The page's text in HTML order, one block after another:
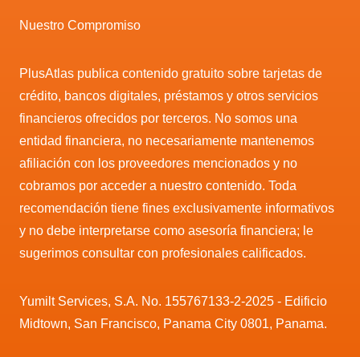
Nuestro Compromiso
PlusAtlas publica contenido gratuito sobre tarjetas de
crédito, bancos digitales, préstamos y otros servicios
financieros ofrecidos por terceros. No somos una
entidad financiera, no necesariamente mantenemos
afiliación con los proveedores mencionados y no
cobramos por acceder a nuestro contenido. Toda
recomendación tiene fines exclusivamente informativos
y no debe interpretarse como asesoría financiera; le
sugerimos consultar con profesionales calificados.
Yumilt Services, S.A. No. 155767133-2-2025 - Edificio
Midtown, San Francisco, Panama City 0801, Panama.